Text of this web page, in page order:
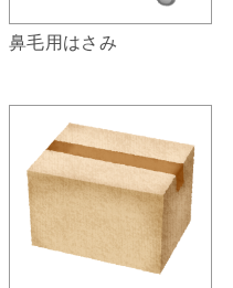
鼻毛用はさみ